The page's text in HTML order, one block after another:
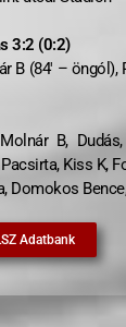
3:2 (0:2)
B (84′ – öngól),
B,
Kiss K,
Domokos
Adatbank